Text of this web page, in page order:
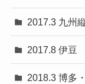
2017.3 九州
2017.8 伊豆
2018.3 博多